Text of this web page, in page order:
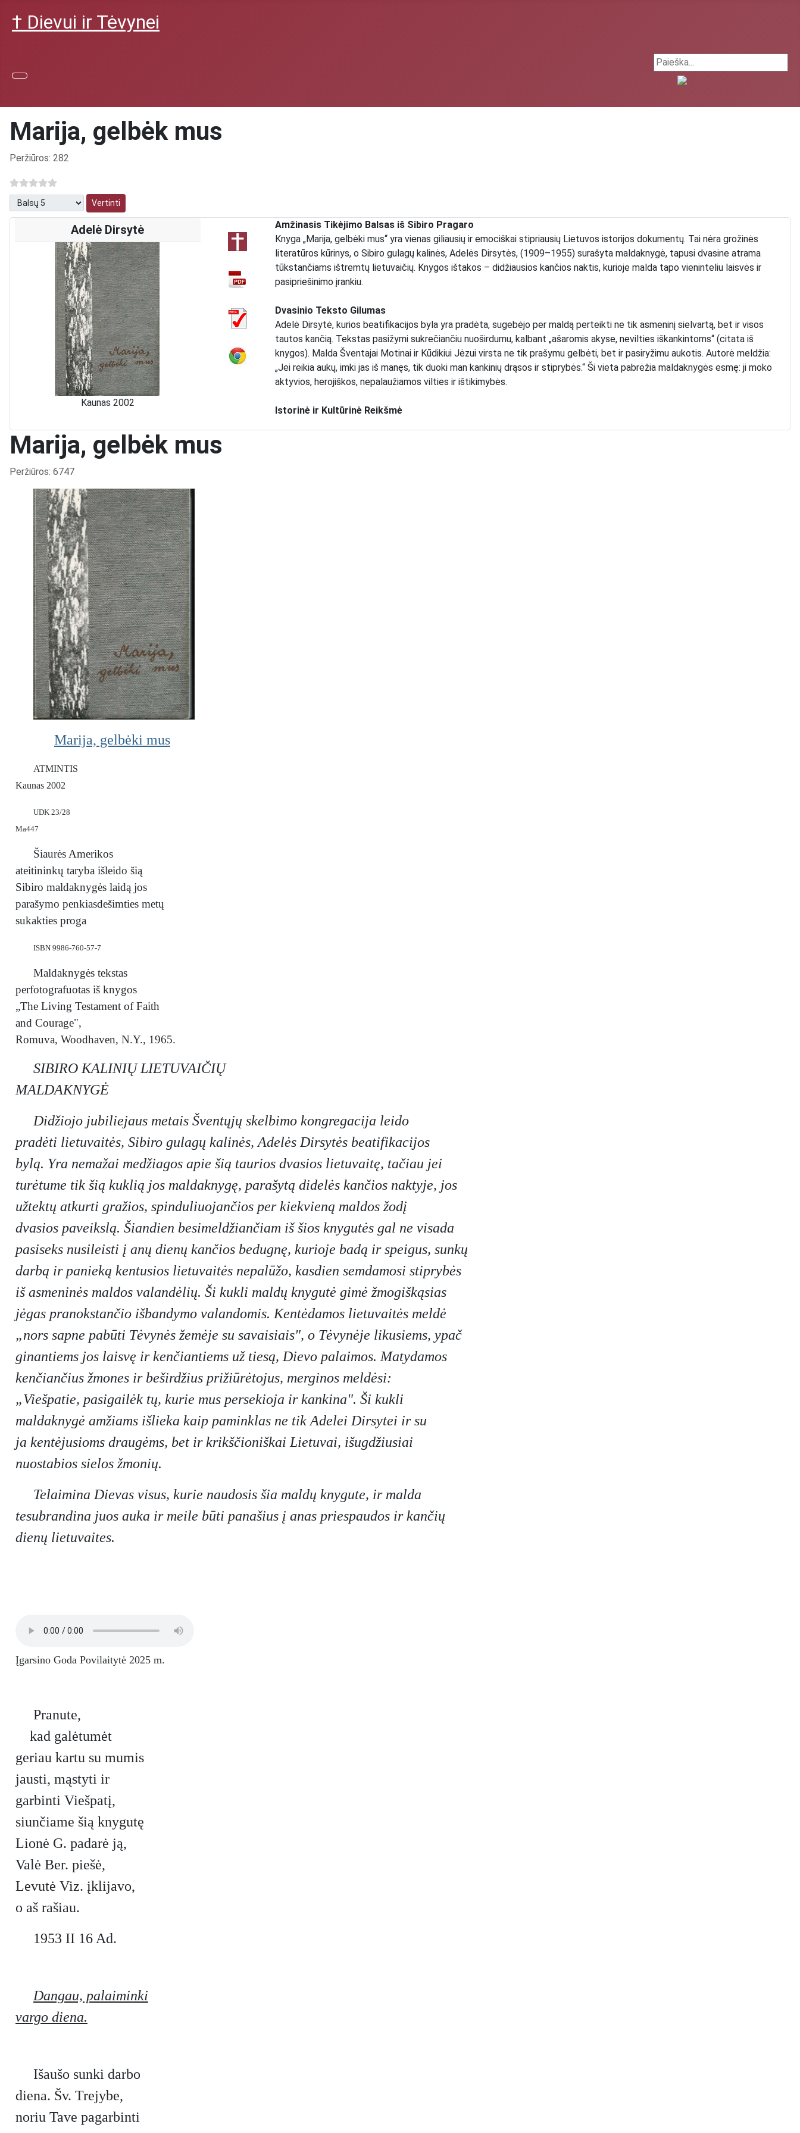
† Dievui ir Tėvynei
Search ...
Marija, gelbėk mus
Išsami informacija
Peržiūros: 282
Prašome įvertinti
Adelė Dirsytė
Kaunas 2002
Amžinasis Tikėjimo Balsas iš Sibiro Pragaro
Knyga „Marija, gelbėki mus“ yra vienas giliausių ir emociškai stipriausių Lietuvos istorijos dokumentų. Tai nėra grožinės
literatūros kūrinys, o Sibiro gulagų kalinės, Adelės Dirsytės, (1909–1955) surašyta maldaknygė, tapusi dvasine atrama
tūkstančiams ištremtų lietuvaičių. Knygos ištakos – didžiausios kančios naktis, kurioje malda tapo vieninteliu laisvės ir
pasipriešinimo įrankiu.
Dvasinio Teksto Gilumas
Adelė Dirsytė, kurios beatifikacijos byla yra pradėta, sugebėjo per maldą perteikti ne tik asmeninį sielvartą, bet ir visos
tautos kančią. Tekstas pasižymi sukrečiančiu nuoširdumu, kalbant „ašaromis akyse, nevilties iškankintoms“ (citata iš
knygos). Malda Šventajai Motinai ir Kūdikiui Jėzui virsta ne tik prašymu gelbėti, bet ir pasiryžimu aukotis. Autorė meldžia:
„Jei reikia aukų, imki jas iš manęs, tik duoki man kankinių drąsos ir stiprybės.“ Ši vieta pabrėžia maldaknygės esmę: ji moko
aktyvios, herojiškos, nepalaužiamos vilties ir ištikimybės.
Istorinė ir Kultūrinė Reikšmė
Marija, gelbėk mus
Išsami informacija
Peržiūros: 6747
Marija, gelbėki mus
ATMINTIS
Kaunas 2002
UDK 23/28
Ma447
Šiaurės Amerikos
ateitininkų taryba išleido šią
Sibiro maldaknygės laidą jos
parašymo penkiasdešimties metų
sukakties proga
ISBN 9986-760-57-7
Maldaknygės tekstas
perfotografuotas iš knygos
„The Living Testament of Faith
and Courage",
Romuva, Woodhaven, N.Y., 1965.
SIBIRO KALINIŲ LIETUVAIČIŲ
MALDAKNYGĖ
Didžiojo jubiliejaus metais Šventųjų skelbimo kongregacija leido
pradėti lietuvaitės, Sibiro gulagų kalinės, Adelės Dirsytės beatifikacijos
bylą. Yra nemažai medžiagos apie šią taurios dvasios lietuvaitę, tačiau jei
turėtume tik šią kuklią jos maldaknygę, parašytą didelės kančios naktyje, jos
užtektų atkurti gražios, spinduliuojančios per kiekvieną maldos žodį
dvasios paveikslą. Šiandien besimeldžiančiam iš šios knygutės gal ne visada
pasiseks nusileisti į anų dienų kančios bedugnę, kurioje badą ir speigus, sunkų
darbą ir panieką kentusios lietuvaitės nepalūžo, kasdien semdamosi stiprybės
iš asmeninės maldos valandėlių. Ši kukli maldų knygutė gimė žmogiškąsias
jėgas pranokstančio išbandymo valandomis. Kentėdamos lietuvaitės meldė
„nors sapne pabūti Tėvynės žemėje su savaisiais", o Tėvynėje likusiems, ypač
ginantiems jos laisvę ir kenčiantiems už tiesą, Dievo palaimos. Matydamos
kenčiančius žmones ir beširdžius prižiūrėtojus, merginos meldėsi:
„Viešpatie, pasigailėk tų, kurie mus persekioja ir kankina". Ši kukli
maldaknygė amžiams išlieka kaip paminklas ne tik Adelei Dirsytei ir su
ja kentėjusioms draugėms, bet ir krikščioniškai Lietuvai, išugdžiusiai
nuostabios sielos žmonių.
Telaimina Dievas visus, kurie naudosis šia maldų knygute, ir malda
tesubrandina juos auka ir meile būti panašius į anas priespaudos ir kančių
dienų lietuvaites.
Įgarsino Goda Povilaitytė 2025 m.
Pranute,
kad galėtumėt
geriau kartu su mumis
jausti, mąstyti ir
garbinti Viešpatį,
siunčiame šią knygutę
Lionė G. padarė ją,
Valė Ber. piešė,
Levutė Viz. įklijavo,
o aš rašiau.
1953 II 16 Ad.
Dangau, palaiminki
vargo diena.
Išaušo sunki darbo
diena. Šv. Trejybe,
noriu Tave pagarbinti